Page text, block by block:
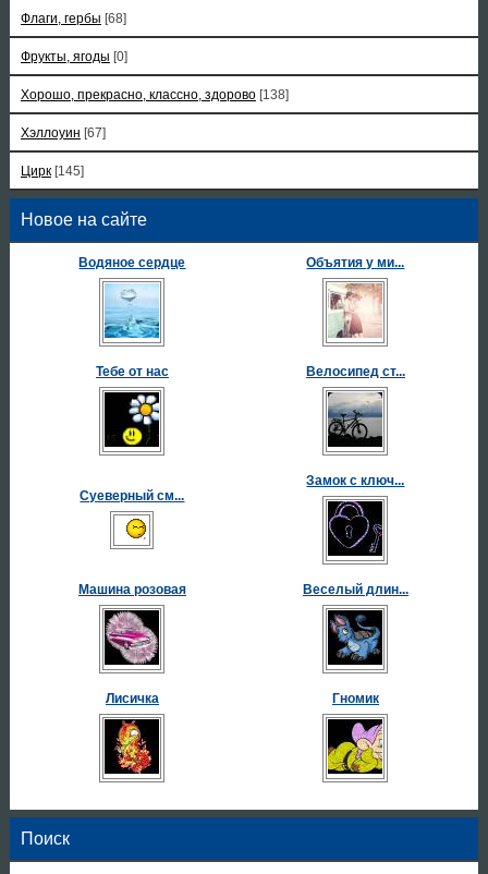
Флаги, гербы [68]
Фрукты, ягоды [0]
Хорошо, прекрасно, классно, здорово [138]
Хэллоуин [67]
Цирк [145]
Новое на сайте
Водяное сердце Объятия у ми...
Тебе от нас Велосипед ст...
Суеверный см...
Замок с ключ...
Машина розовая Веселый длин...
Лисичка Гномик
Поиск